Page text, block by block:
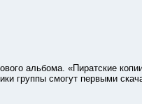
альбома. «Пиратские
группы смогут первыми